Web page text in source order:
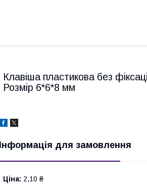
Клавіша пластикова без
Розмір 6*6*8 мм
Інформація для замовлення
Ціна: 2,10 ₴